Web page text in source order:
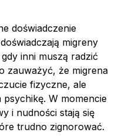
doświadczenie
migreny
inni muszą radzić
zauważyć, że migrena
fizyczne, ale
W momencie
i nudności stają się
trudno zignorować.